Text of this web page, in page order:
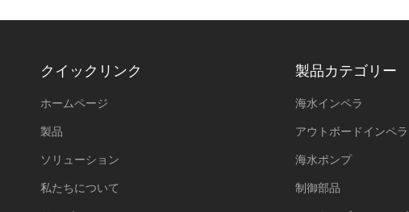
クイックリンク
ホームページ
製品
ソリューション
私たちについて
製品カテゴリー
海水インペラ
アウトボードインペラ
海水ポンプ
制御部品